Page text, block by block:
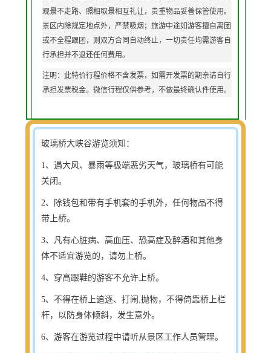
观景不走路、照相取景相互礼让，贵重物品妥善保管使用。
景区内除规定地点外，严禁吸烟；旅游中途如游客擅自离团
或不全程跟团，则双方合同自动终止，一切责任均需游客自
行承担并不退还任何费用。
注明：此特价行程价格不含发票，如需开发票的期亲请自行
承担发票税金。微信行程仅供参考，不做最终确认件使用。
玻璃桥大峡谷游览须知：
1 、遇大风、暴雨等极端恶劣天气，玻璃桥有可能
关闭。
2、除钱包和带有手机套的手机外，任何物品不得
带上桥。
3、凡有心脏病、高血压、恐高症及醉酒和其他身
体不适宜游览的，请勿上桥。
4、穿高跟鞋的游客不允许上桥。
5、不得在桥上追逐、打闹,抛物，不得倚靠桥上栏
杆，以防身体倾斜，发生意外。
6、游客在游览过程中请听从景区工作人员管理。